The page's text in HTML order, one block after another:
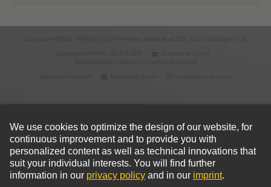
© HARTING Technology Group
Inicio
Política de privacidad Condiciones de uso Condiciones de venta Política de cookies
Aviso legal